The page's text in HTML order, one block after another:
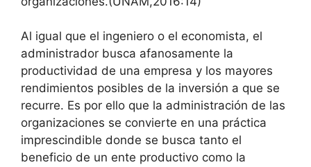
Al igual que el ingeniero o el economista, el
administrador busca afanosamente la
productividad de una empresa y los mayores
rendimientos posibles de la inversión a que se
recurre. Es por ello que la administración de las
organizaciones se convierte en una práctica
imprescindible donde se busca tanto el
beneficio de un ente productivo como la